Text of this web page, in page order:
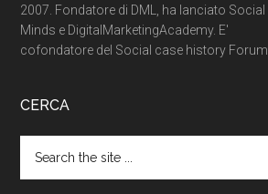
2007. Fondatore di DML, ha lanciato Social
Minds e DigitalMarketingAcademy. E'
cofondatore del Social case history Forum.
CERCA